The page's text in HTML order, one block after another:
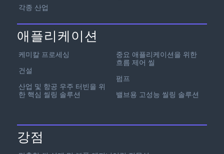
각종 산업
애플리케이션
케미칼 프로세싱
건설
산업 및 항공 우주 터빈을 위
한 핵심 씰링 솔루션
중요 애플리케이션을 위한
흐름 제어 씰
펌프
밸브용 고성능 씰링 솔루션
강점